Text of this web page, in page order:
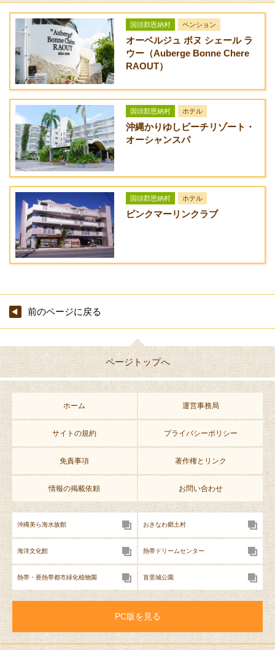
URL
きちむい
国頭郡恩納村 ペンション
オーベルジュ ボヌ シェール ラ
ウー（Auberge Bonne Chere
RAOUT）
国頭郡恩納村 ホテル
沖縄かりゆしビーチリゾート・
オーシャンスパ
国頭郡恩納村 ホテル
ピンクマーリンクラブ
前のページに戻る
ページトップへ
ホーム 運営事務局
サイトの規約 プライバシーポリシー
免責事項 著作権とリンク
情報の掲載依頼 お問い合わせ
沖縄美ら海水族館 おきなわ郷土村
海洋文化館 熱帯ドリームセンター
熱帯・亜熱帯都市緑化植物園 首里城公園
PC版を見る